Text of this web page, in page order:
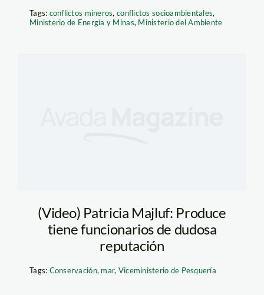
Tags: conflictos mineros,conflictos socioambientales,
Ministerio de Energía y Minas, Ministerio del Ambiente
(Video) Patricia Majluf: Produce
tiene funcionarios de dudosa
reputación
Tags: Conservación, mar, Viceministerio de Pesquería